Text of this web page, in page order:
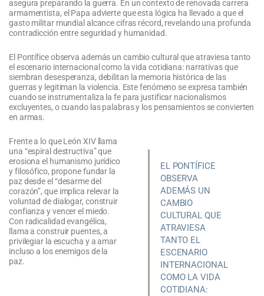
asegura preparando la guerra. En un contexto de renovada carrera
armamentista, el Papa advierte que esta lógica ha llevado a que el
gasto militar mundial alcance cifras récord, revelando una profunda
contradicción entre seguridad y humanidad.
El Pontífice observa además un cambio cultural que atraviesa tanto
el escenario internacional como la vida cotidiana: narrativas que
siembran desesperanza, debilitan la memoria histórica de las
guerras y legitiman la violencia. Este fenómeno se expresa también
cuando se instrumentaliza la fe para justificar nacionalismos
excluyentes, o cuando las palabras y los pensamientos se convierten
en armas.
EL PONTÍFICE
OBSERVA
ADEMÁS UN
CAMBIO
CULTURAL QUE
ATRAVIESA
TANTO EL
ESCENARIO
INTERNACIONAL
COMO LA VIDA
COTIDIANA:
Frente a lo que León XIV llama
una “espiral destructiva” que
erosiona el humanismo jurídico
y filosófico, propone fundar la
paz desde el “desarme del
corazón”, que implica relevar la
voluntad de dialogar, construir
confianza y vencer el miedo.
Con radicalidad evangélica,
llama a construir puentes, a
privilegiar la escucha y a amar
incluso a los enemigos de la
paz.